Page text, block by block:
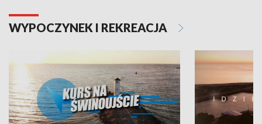
WYPOCZYNEK I REKREACJA